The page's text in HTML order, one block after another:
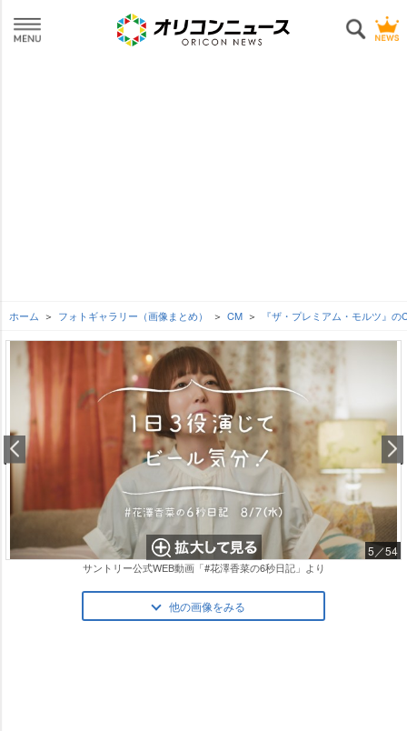
ホーム フォトギャラリー（画像まとめ） CM 『ザ・プレミアム・モルツ』
5／54
サントリー公式WEB動画「#花澤香菜の6秒日記」より
他の画像をみる